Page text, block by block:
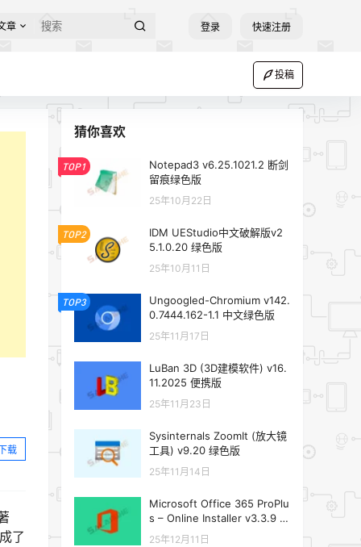
章 登录 快速注册
投稿
载
了
猜你喜欢
TOP1
Notepad3 v6.25.1021.2 断剑
留痕绿色版
25年10月22日
TOP2
IDM UEStudio中文破解版v2
5.1.0.20 绿色版
25年10月11日
TOP3
Ungoogled-Chromium v142.
0.7444.162-1.1 中文绿色版
25年11月17日
LuBan 3D (3D建模软件) v16.
11.2025 便携版
25年11月23日
Sysinternals ZoomIt (放大镜
工具) v9.20 绿色版
25年11月14日
Microsoft Office 365 ProPlu
s – Online Installer v3.3.9 绿
色版
25年12月11日